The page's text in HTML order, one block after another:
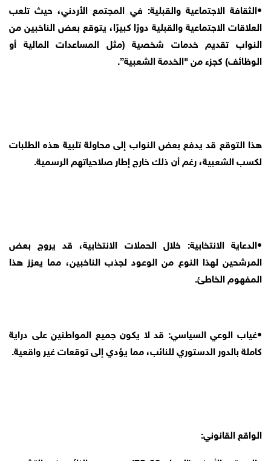
•الثقافة الاجتماعية والقبلية: في المجتمع الأردني، حيث تلعب
العلاقات الاجتماعية والقبلية دورًا كبيرًا، يتوقع بعض الناخبين من
النواب تقديم خدمات شخصية (مثل المساعدات المالية أو
الوظائف) كجزء من "الخدمة الشعبية”.
هذا التوقع قد يدفع بعض النواب إلى محاولة تلبية هذه الطلبات
لكسب الشعبية، رغم أن ذلك خارج إطار صلاحياتهم الرسمية.
•الدعاية الانتخابية: خلال الحملات الانتخابية، قد يروج بعض
المرشحين لهذا النوع من الوعود لجذب الناخبين، مما يعزز هذا
المفهوم الخاطئ.
•غياب الوعي السياسي: قد لا يكون جميع المواطنين على دراية
كاملة بالدور الدستوري للنائب، مما يؤدي إلى توقعات غير واقعية.
الواقع القانوني: